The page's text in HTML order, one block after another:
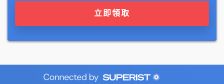
立即領取